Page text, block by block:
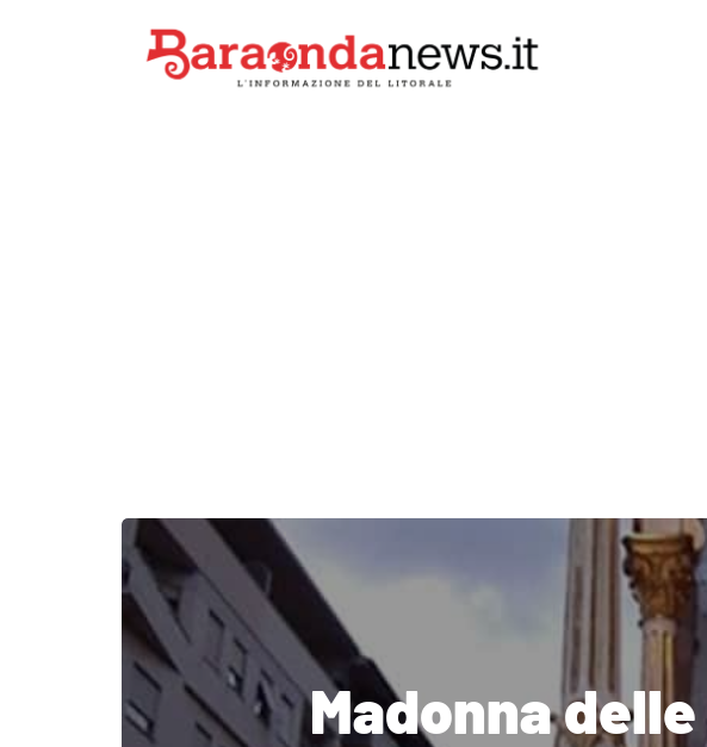
Madonna